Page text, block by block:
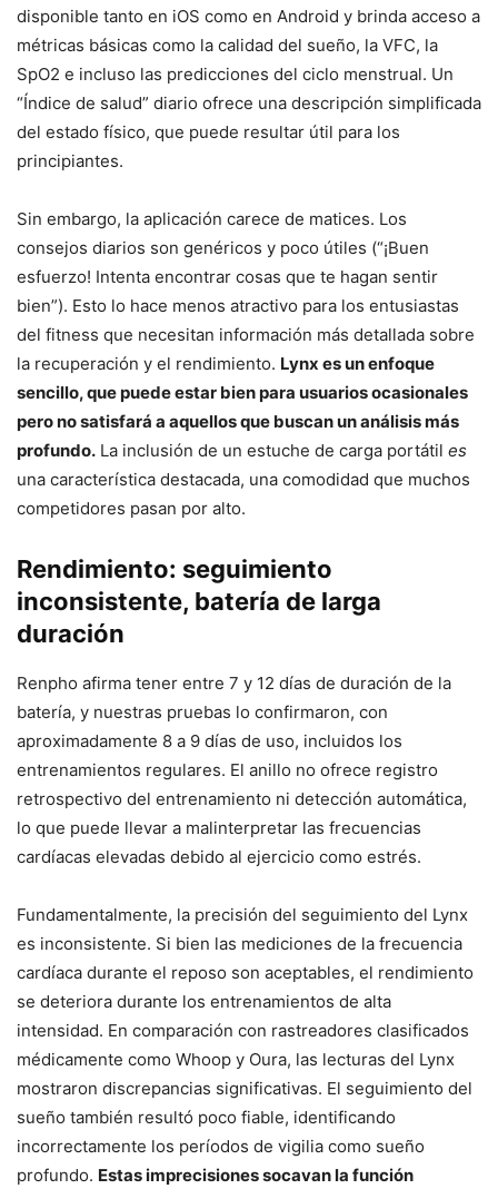
disponible tanto en iOS como en Android y brinda acceso a
métricas básicas como la calidad del sueño, la VFC, la
SpO2 e incluso las predicciones del ciclo menstrual. Un
“Índice de salud” diario ofrece una descripción simplificada
del estado físico, que puede resultar útil para los
principiantes.
Sin embargo, la aplicación carece de matices. Los
consejos diarios son genéricos y poco útiles (“¡Buen
esfuerzo! Intenta encontrar cosas que te hagan sentir
bien”). Esto lo hace menos atractivo para los entusiastas
del fitness que necesitan información más detallada sobre
la recuperación y el rendimiento. Lynx es un enfoque
sencillo, que puede estar bien para usuarios ocasionales
pero no satisfará a aquellos que buscan un análisis más
profundo. La inclusión de un estuche de carga portátil es
una característica destacada, una comodidad que muchos
competidores pasan por alto.
Rendimiento: seguimiento
inconsistente, batería de larga
duración
Renpho afirma tener entre 7 y 12 días de duración de la
batería, y nuestras pruebas lo confirmaron, con
aproximadamente 8 a 9 días de uso, incluidos los
entrenamientos regulares. El anillo no ofrece registro
retrospectivo del entrenamiento ni detección automática,
lo que puede llevar a malinterpretar las frecuencias
cardíacas elevadas debido al ejercicio como estrés.
Fundamentalmente, la precisión del seguimiento del Lynx
es inconsistente. Si bien las mediciones de la frecuencia
cardíaca durante el reposo son aceptables, el rendimiento
se deteriora durante los entrenamientos de alta
intensidad. En comparación con rastreadores clasificados
médicamente como Whoop y Oura, las lecturas del Lynx
mostraron discrepancias significativas. El seguimiento del
sueño también resultó poco fiable, identificando
incorrectamente los períodos de vigilia como sueño
profundo. Estas imprecisiones socavan la función